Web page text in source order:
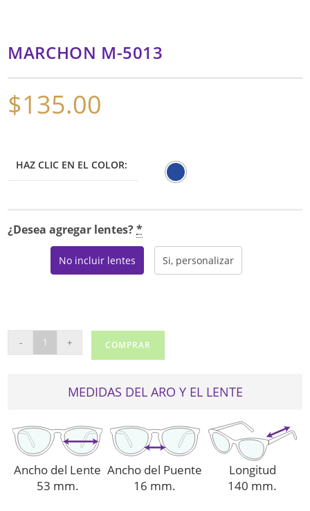
MARCHON M-5013
$135.00
HAZ CLIC EN EL COLOR:
¿Desea agregar lentes?*
No incluir lentes Si, personalizar
MARCHON
M-
- + COMPRAR
MEDIDAS DEL ARO Y EL LENTE
Ancho del Lente
53 mm.
Ancho del Puente
16 mm.
Longitud
140 mm.